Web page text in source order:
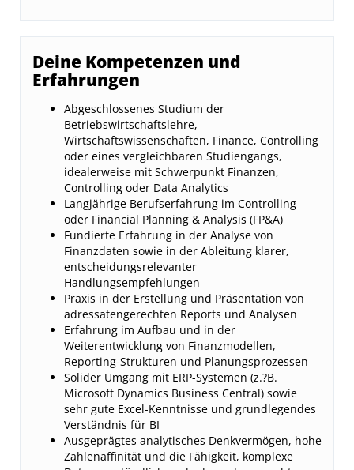
Deine Kompetenzen und
Erfahrungen
Abgeschlossenes Studium der
Betriebswirtschaftslehre,
Wirtschaftswissenschaften, Finance, Controlling
oder eines vergleichbaren Studiengangs,
idealerweise mit Schwerpunkt Finanzen,
Controlling oder Data Analytics
Langjährige Berufserfahrung im Controlling
oder Financial Planning & Analysis (FP&A)
Fundierte Erfahrung in der Analyse von
Finanzdaten sowie in der Ableitung klarer,
entscheidungsrelevanter
Handlungsempfehlungen
Praxis in der Erstellung und Präsentation von
adressatengerechten Reports und Analysen
Erfahrung im Aufbau und in der
Weiterentwicklung von Finanzmodellen,
Reporting-Strukturen und Planungsprozessen
Solider Umgang mit ERP-Systemen (z.?B.
Microsoft Dynamics Business Central) sowie
sehr gute Excel-Kenntnisse und grundlegendes
Verständnis für BI
Ausgeprägtes analytisches Denkvermögen, hohe
Zahlenaffinität und die Fähigkeit, komplexe